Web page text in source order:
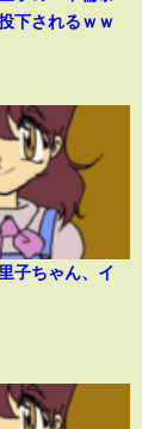
下されるｗｗ
子ちゃん、イ